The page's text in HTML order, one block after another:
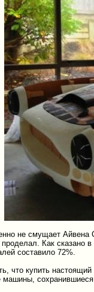
не смущает Айвена
Как сказано
составило 72%.
что купить
машины,